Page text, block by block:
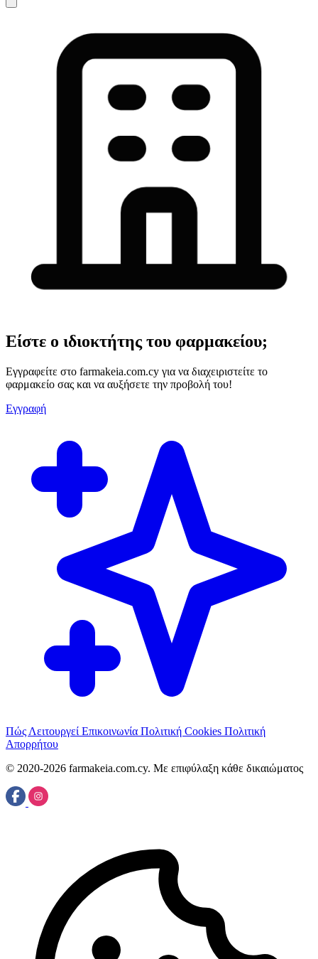
Είστε ο ιδιοκτήτης του φαρμακείου;
Εγγραφείτε στο farmakeia.com.cy για να διαχειριστείτε το
φαρμακείο σας και να αυξήσετε την προβολή του!
Εγγραφή
Πώς Λειτουργεί Επικοινωνία Πολιτική Cookies Πολιτική
Απορρήτου
© 2020-2026 farmakeia.com.cy. Με επιφύλαξη κάθε δικαιώματος